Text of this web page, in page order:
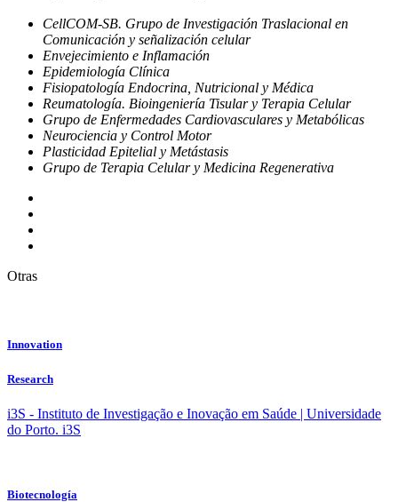
CellCOM-SB. Grupo de Investigación Traslacional en
Comunicación y señalización celular
Envejecimiento e Inflamación
Epidemiología Clínica
Fisiopatología Endocrina, Nutricional y Médica
Reumatología. Bioingeniería Tisular y Terapia Celular
Grupo de Enfermedades Cardiovasculares y Metabólicas
Neurociencia y Control Motor
Plasticidad Epitelial y Metástasis
Grupo de Terapia Celular y Medicina Regenerativa
Otras
Innovation
Research
i3S - Instituto de Investigação e Inovação em Saúde | Universidade
do Porto. i3S
Biotecnología